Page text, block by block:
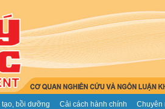
bồi dưỡng Cải cách hành chính Chuyên